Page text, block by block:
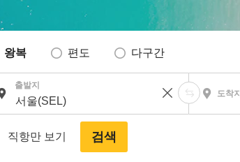
왕복 편도 다구간
출발지
도착지
직항만 보기 검색